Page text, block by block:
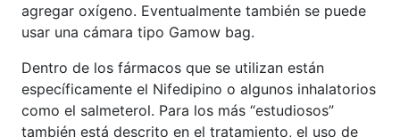
agregar oxígeno. Eventualmente también se puede
usar una cámara tipo Gamow bag.
Dentro de los fármacos que se utilizan están
específicamente el Nifedipino o algunos inhalatorios
como el salmeterol. Para los más “estudiosos”
también está descrito en el tratamiento, el uso de